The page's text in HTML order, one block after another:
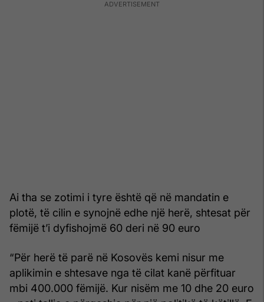
Ai tha se zotimi i tyre është që në mandatin e
plotë, të cilin e synojnë edhe një herë, shtesat për
fëmijë t’i dyfishojmë 60 deri në 90 euro
“Për herë të parë në Kosovës kemi nisur me
aplikimin e shtesave nga të cilat kanë përfituar
mbi 400.000 fëmijë. Kur nisëm me 10 dhe 20 euro